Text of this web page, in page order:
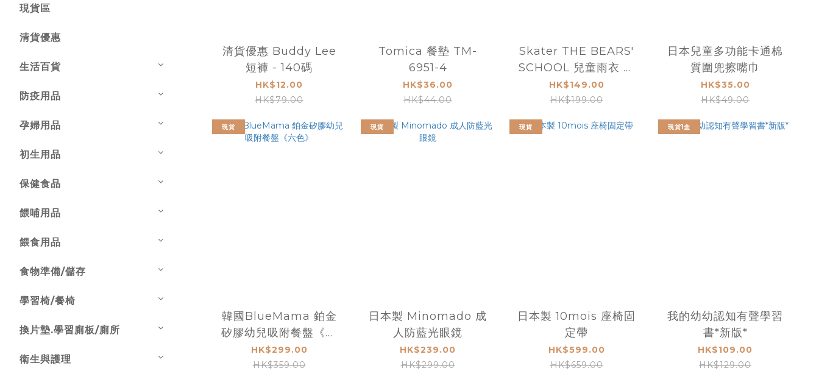
現貨區
清貨優惠
生活百貨
防疫用品
孕婦用品
初生用品
保健食品
餵哺用品
餵食用品
食物準備/儲存
學習椅/餐椅
換片墊.學習廁板/廁所
衛生與護理
清貨優惠 Buddy Lee
短褲 - 140碼
HK$12.00
HK$79.00
Tomica 餐墊 TM-
6951-4
HK$36.00
HK$44.00
Skater THE BEARS'
SCHOOL 兒童雨衣 雨
褸 適合身高：110-
125cm
HK$149.00
HK$199.00
日本兒童多功能卡通棉
質圍兜擦嘴巾
HK$35.00
HK$49.00
現貨
韓國BlueMama 鉑金
矽膠幼兒吸附餐盤《六
色》
HK$299.00
HK$359.00
現貨
日本製 Minomado 成
人防藍光眼鏡
HK$239.00
HK$299.00
現貨
日本製 10mois 座椅固
定帶
HK$599.00
HK$659.00
現貨1盒
我的幼幼認知有聲學習
書*新版*
HK$109.00
HK$129.00